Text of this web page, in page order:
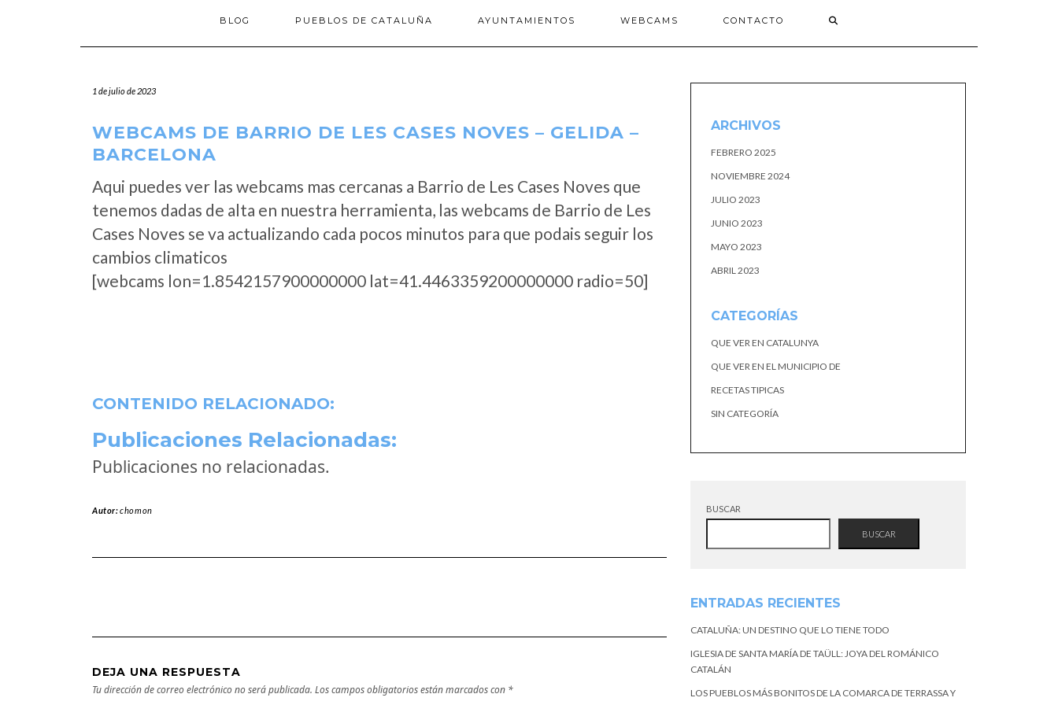
BLOG PUEBLOS DE CATALUÑA AYUNTAMIENTOS WEBCAMS CONTACTO
1 de julio de 2023
WEBCAMS DE BARRIO DE LES CASES NOVES – GELIDA –
BARCELONA
Aqui puedes ver las webcams mas cercanas a Barrio de Les Cases Noves que
tenemos dadas de alta en nuestra herramienta, las webcams de Barrio de Les
Cases Noves se va actualizando cada pocos minutos para que podais seguir los
cambios climaticos
[webcams lon=1.8542157900000000 lat=41.4463359200000000 radio=50]
CONTENIDO RELACIONADO:
Publicaciones Relacionadas:
Publicaciones no relacionadas.
Autor:chomon
DEJA UNA RESPUESTA
Tu dirección de correo electrónico no será publicada. Los campos obligatorios están marcados con *
ARCHIVOS
FEBRERO 2025
NOVIEMBRE 2024
JULIO 2023
JUNIO 2023
MAYO 2023
ABRIL 2023
CATEGORÍAS
QUE VER EN CATALUNYA
QUE VER EN EL MUNICIPIO DE
RECETAS TIPICAS
SIN CATEGORÍA
BUSCAR
BUSCAR
ENTRADAS RECIENTES
CATALUÑA: UN DESTINO QUE LO TIENE TODO
IGLESIA DE SANTA MARÍA DE TAÜLL: JOYA DEL ROMÁNICO
CATALÁN
LOS PUEBLOS MÁS BONITOS DE LA COMARCA DE TERRASSA Y